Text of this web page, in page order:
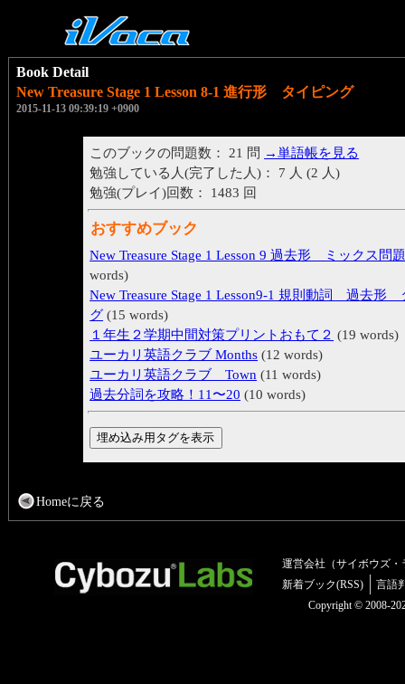
Book Detail
New Treasure Stage 1 Lesson 8-1 進行形 タイピング
2015-11-13 09:39:19 +0900
このブックの問題数： 21 問 →単語帳を見る
勉強している人(完了した人)： 7 人 (2 人)
勉強(プレイ)回数： 1483 回
おすすめブック
New Treasure Stage 1 Lesson 9 過去形 ミックス問
words)
New Treasure Stage 1 Lesson9-1 規則動詞 過去形
グ (15 words)
１年生２学期中間対策プリントおもて２ (19 words)
ユーカリ英語クラブ Months (12 words)
ユーカリ英語クラブ Town (11 words)
過去分詞を攻略！11〜20 (10 words)
Homeに戻る
運営会社（サイボウズ・
新着ブック(RSS)
言語
Copyright © 2008-